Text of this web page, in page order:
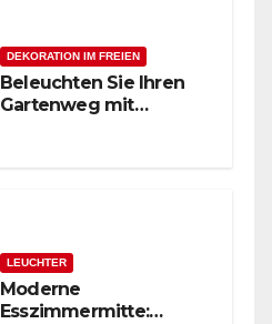
DEKORATION IM FREIEN
Beleuchten Sie Ihren
Gartenweg mit
LEUCHTER
Moderne
Esszimmermitte: